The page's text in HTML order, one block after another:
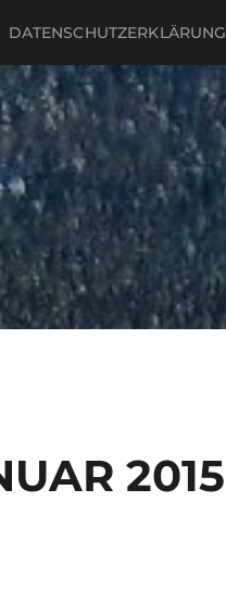
DATENSCHUTZERKLÄRUNG
2015